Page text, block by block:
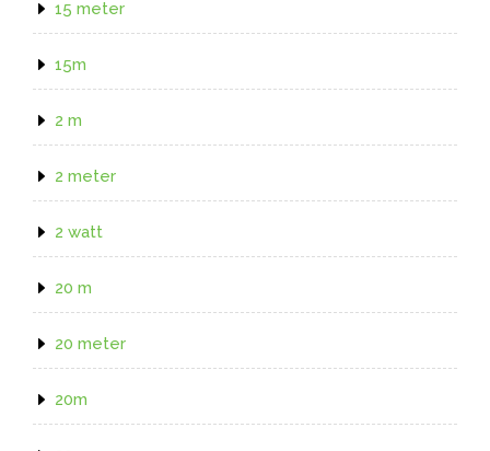
15 meter
15m
2 m
2 meter
2 watt
20 m
20 meter
20m